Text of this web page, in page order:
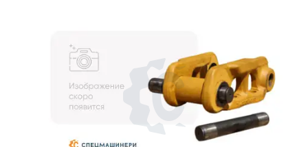
3D тур по производству
3D тур по складам
sksale@skdst.ru